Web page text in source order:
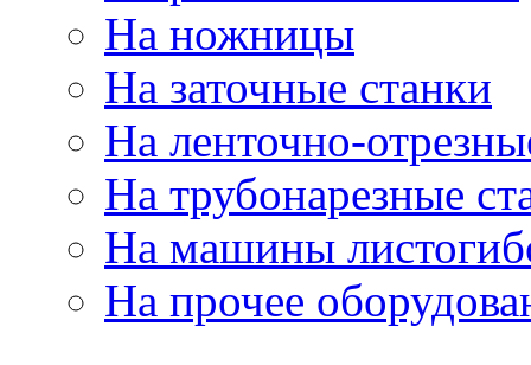
На ножницы
На заточные станки
На ленточно-
На трубонарезные
На машины
На прочее